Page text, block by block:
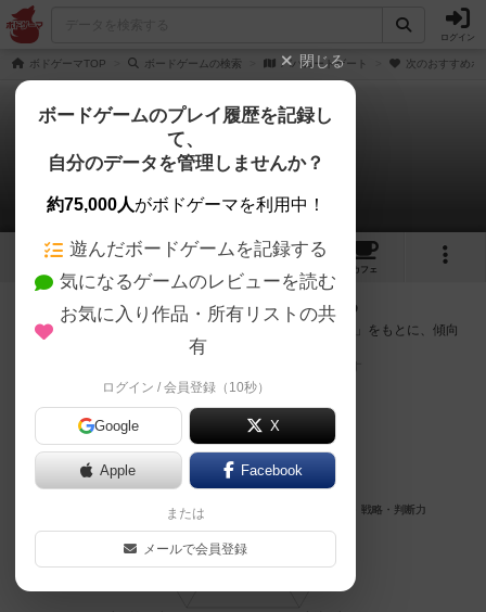
ログイン
ボドゲーマTOP ボードゲームの検索 バハムートゲート 次のおすすめボ
バハムートゲート
次のおすすめボードゲーム
4 8
カフェ
『バハムートゲート』が好きな方へのおすすめ
このゲームのトップページで投票された「プレイ感の評価」をもとに、傾向
が近いボードゲームをランキング形式で紹介します。
閉じる
ボードゲームのプレイ履歴を記録し
て、
自分のデータを管理しませんか？
約75,000人がボドゲーマを利用中！
遊んだボードゲームを記録する
気になるゲームのレビューを読む
お気に入り作品・所有リストの共
有
ログイン / 会員登録（10秒）
Google X
Apple Facebook
または
メールで会員登録